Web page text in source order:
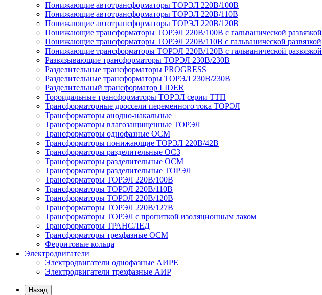
Понижающие автотрансформаторы ТОРЭЛ 220В/100В
Понижающие автотрансформаторы ТОРЭЛ 220В/110В
Понижающие автотрансформаторы ТОРЭЛ 220В/120В
Понижающие трансформаторы ТОРЭЛ 220В/100В с гальванической развязкой
Понижающие трансформаторы ТОРЭЛ 220В/110В с гальванической развязкой
Понижающие трансформаторы ТОРЭЛ 220В/120В с гальванической развязкой
Развязывающие трансформаторы ТОРЭЛ 230В/230В
Разделительные трансформаторы PROGRESS
Разделительные трансформаторы ТОРЭЛ 230В/230В
Разделительный трансформатор LIDER
Тороидальные трансформаторы ТОРЭЛ серии ТТП
Трансформаторные дроссели переменного тока ТОРЭЛ
Трансформаторы анодно-накальные
Трансформаторы влагозащищенные ТОРЭЛ
Трансформаторы однофазные ОСМ
Трансформаторы понижающие ТОРЭЛ 220В/42В
Трансформаторы разделительные ОСЗ
Трансформаторы разделительные ОСМ
Трансформаторы разделительные ТОРЭЛ
Трансформаторы ТОРЭЛ 220В/100В
Трансформаторы ТОРЭЛ 220В/110В
Трансформаторы ТОРЭЛ 220В/120В
Трансформаторы ТОРЭЛ 220В/127В
Трансформаторы ТОРЭЛ с пропиткой изоляционным лаком
Трансформаторы ТРАНСЛЕД
Трансформаторы трехфазные ОСМ
Ферритовые кольца
Электродвигатели
Электродвигатели однофазные АИРЕ
Электродвигатели трехфазные АИР
Назад